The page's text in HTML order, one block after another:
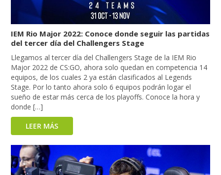
IEM Rio Major 2022: Conoce donde seguir las partidas
del tercer día del Challengers Stage
Llegamos al tercer día del Challengers Stage de la IEM Rio
Major 2022 de CS:GO, ahora solo quedan en competencia 14
equipos, de los cuales 2 ya están clasificados al Legends
Stage. Por lo tanto ahora solo 6 equipos podrán logar el
sueño de estar más cerca de los playoffs. Conoce la hora y
donde […]
LEER MÁS